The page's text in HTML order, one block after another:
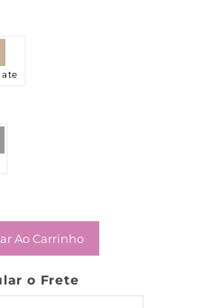
Ao Carrinho
o Frete